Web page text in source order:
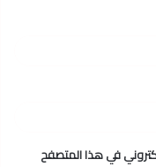
في هذا المتصفح